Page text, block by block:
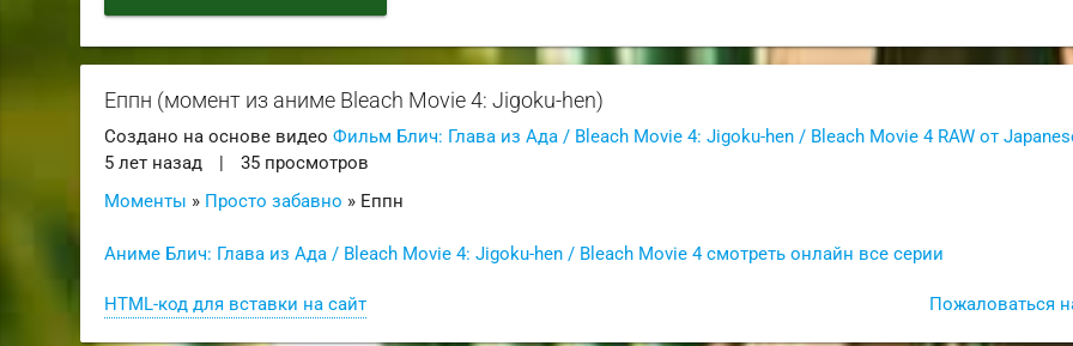
Еппн (момент из аниме Bleach Movie 4: Jigoku-hen)
Создано на основе видеоФильм Блич: Глава из Ада / Bleach Movie 4: Jigoku-hen / Bleach Movie 4 RAW от
5 лет назад
|
35 просмотров
Моменты » Просто забавно » Еппн
Аниме Блич: Глава из Ада / Bleach Movie 4: Jigoku-hen / Bleach Movie 4 смотреть онлайн все серии
Пожаловаться
HTML-код для вставки на сайт